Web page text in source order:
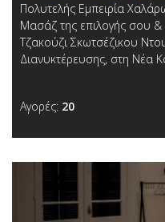
Πολυτελής Εμπειρία
Μασάζ της επιλογής σου
Τζακούζι Σκωτσέζικου
Διανυκτέρευσης, στη Νέα
Αγορές: 20